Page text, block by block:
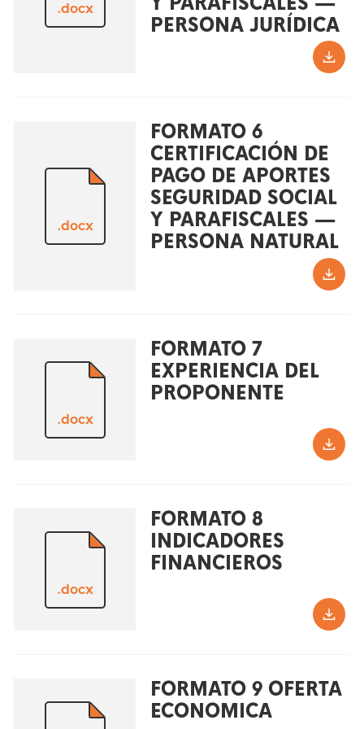
.docx
PERSONA JURÍDICA
.docx
FORMATO 6
CERTIFICACIÓN DE
PAGO DE APORTES
SEGURIDAD SOCIAL
Y PARAFISCALES —
PERSONA NATURAL
.docx
FORMATO 7
EXPERIENCIA DEL
PROPONENTE
.docx
FORMATO 8
INDICADORES
FINANCIEROS
FORMATO 9 OFERTA
ECONOMICA